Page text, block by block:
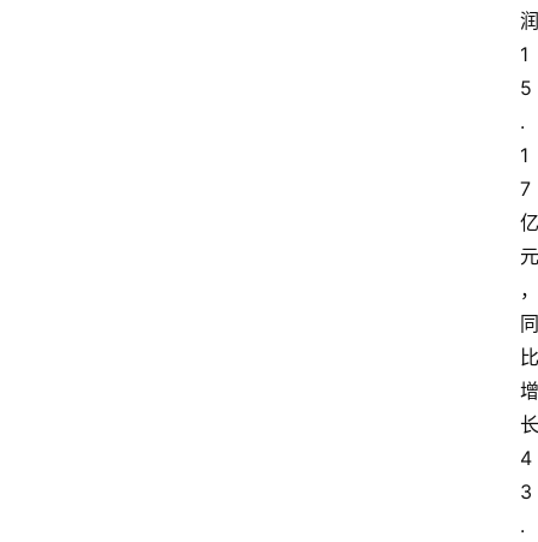
润
1
5
.
1
7
亿
元
，
同
比
增
长
4
3
.